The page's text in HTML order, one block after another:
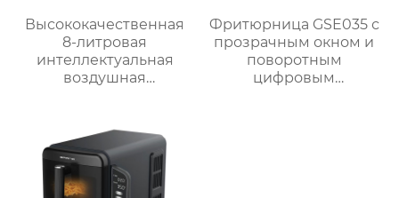
Высококачественная
8-литровая
интеллектуальная
воздушная
использования
GSE042
Фритюрница GSE035 с
прозрачным окном и
поворотным
цифровым